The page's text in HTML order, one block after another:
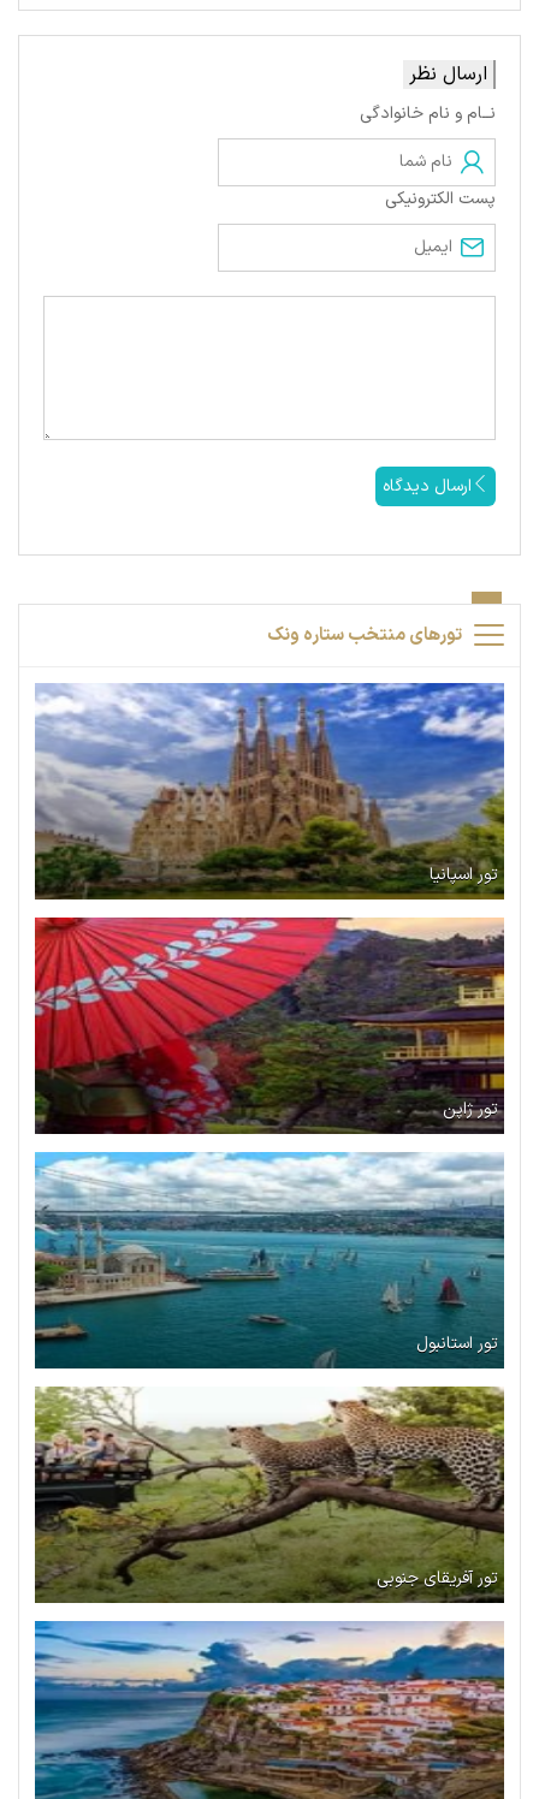
ارسال نظر
نــام و نام خانوادگی
پست الکترونیکی
ارسال دیدگاه
تورهای منتخب ستاره ونک
تور اسپانیا
تور ژاپن
تور استانبول
تور آفریقای جنوبی